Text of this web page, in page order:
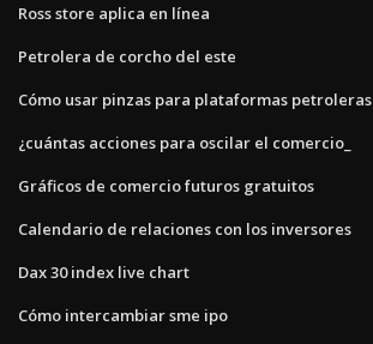
Ross store aplica en línea
Petrolera de corcho del este
Cómo usar pinzas para plataformas petroleras
¿cuántas acciones para oscilar el comercio_
Gráficos de comercio futuros gratuitos
Calendario de relaciones con los inversores
Dax 30 index live chart
Cómo intercambiar sme ipo